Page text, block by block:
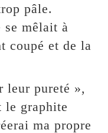
pâle.
se mêlait à
coupé et de la
leur pureté »,
le graphite
ma propre